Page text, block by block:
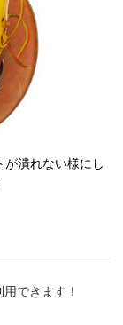
潰れない様にし
できます！